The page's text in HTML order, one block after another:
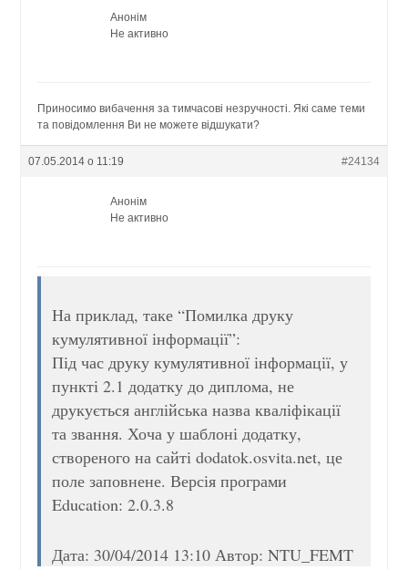
Анонім
Не активно
Приносимо вибачення за тимчасові незручності. Які саме теми
та повідомлення Ви не можете відшукати?
07.05.2014 о 11:19 #24134
Анонім
Не активно
На приклад, таке “Помилка друку
кумулятивної інформації”:
Під час друку кумулятивної інформації, у
пункті 2.1 додатку до диплома, не
друкується англійська назва кваліфікації
та звання. Хоча у шаблоні додатку,
створеного на сайті dodatok.osvita.net, це
поле заповнене. Версія програми
Education: 2.0.3.8
Дата: 30/04/2014 13:10 Автор: NTU_FEMT